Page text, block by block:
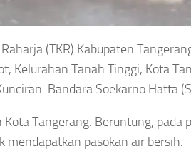
(TKR) Kabupaten
Kelurahan Tanah Tinggi, Kota
Bandara Soekarno Hatta
Tangerang. Beruntung, pada
mendapatkan pasokan air bersih.